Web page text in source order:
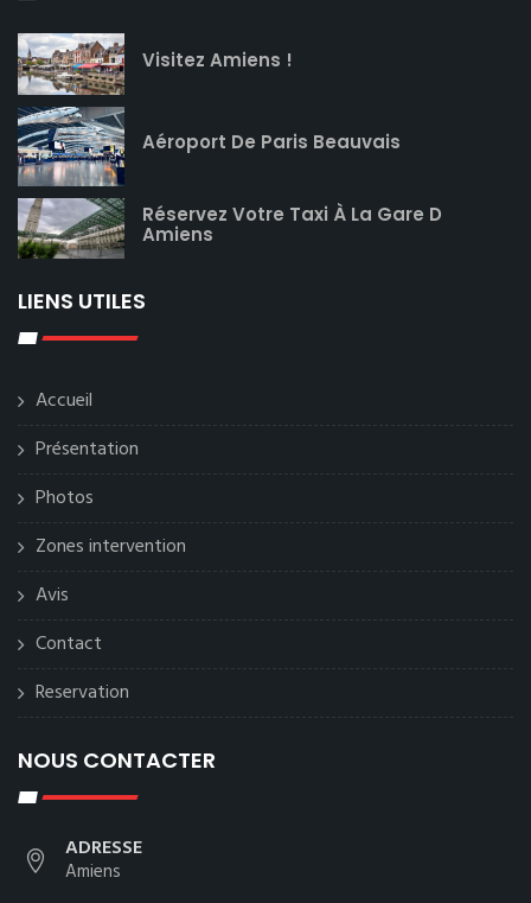
Visitez Amiens !
Aéroport De Paris Beauvais
Réservez Votre Taxi À La Gare D
Amiens
LIENS UTILES
Accueil
Présentation
Photos
Zones intervention
Avis
Contact
Reservation
NOUS CONTACTER
ADRESSE
Amiens